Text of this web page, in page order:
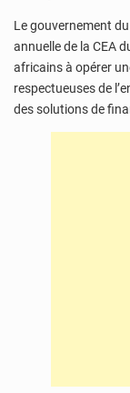
Le gouvernement
annuelle de la CEA
africains à opérer
respectueuses de
des solutions de